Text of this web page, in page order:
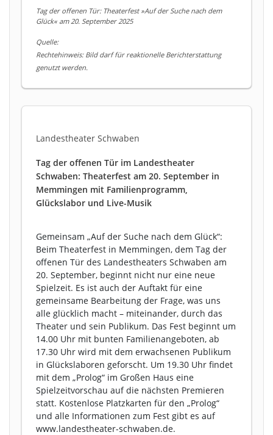
Tag der offenen Tür: Theaterfest »Auf der Suche nach dem
Glück« am 20. September 2025
Quelle:
Rechtehinweis: Bild darf für reaktionelle Berichterstattung
genutzt werden.
Landestheater Schwaben
Tag der offenen Tür im Landestheater
Schwaben: Theaterfest am 20. September in
Memmingen mit Familienprogramm,
Glückslabor und Live-Musik
Gemeinsam „Auf der Suche nach dem Glück“:
Beim Theaterfest in Memmingen, dem Tag der
offenen Tür des Landestheaters Schwaben am
20. September, beginnt nicht nur eine neue
Spielzeit. Es ist auch der Auftakt für eine
gemeinsame Bearbeitung der Frage, was uns
alle glücklich macht – miteinander, durch das
Theater und sein Publikum. Das Fest beginnt um
14.00 Uhr mit bunten Familienangeboten, ab
17.30 Uhr wird mit dem erwachsenen Publikum
in Glückslaboren geforscht. Um 19.30 Uhr findet
mit dem „Prolog“ im Großen Haus eine
Spielzeitvorschau auf die nächsten Premieren
statt. Kostenlose Platzkarten für den „Prolog“
und alle Informationen zum Fest gibt es auf
www.landestheater-schwaben.de.